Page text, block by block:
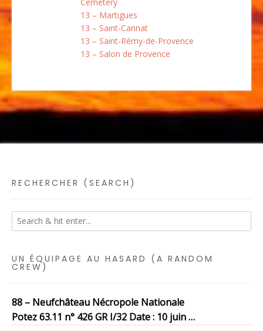
13 – Martigues
13 – Saint-Cannat
13 – Saint-Rémy-de-Provence
13 – Salon de Provence
RECHERCHER (SEARCH)
UN ÉQUIPAGE AU HASARD (A RANDOM
CREW)
88 – Neufchâteau Nécropole Nationale
Potez 63.11 n° 426 GR I/32 Date : 10 juin …